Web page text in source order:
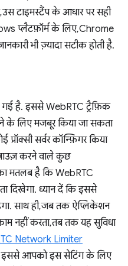
उस टाइमस्टैंप के आधार पर सही
प्लैटफ़ॉर्म के लिए, Chrome
भी ज़्यादा सटीक होती है.
है. इससे WebRTC ट्रैफ़िक
के लिए मजबूर किया जा सकता
सर्वर कॉन्फ़िगर किया
करने वाले कुछ
मतलब है कि WebRTC
दिखेगा. ध्यान दें कि इससे
साथ ही, जब तक ऐप्लिकेशन
नहीं करता, तब तक यह सुविधा
Network Limiter
इससे आपको इस सेटिंग के लिए